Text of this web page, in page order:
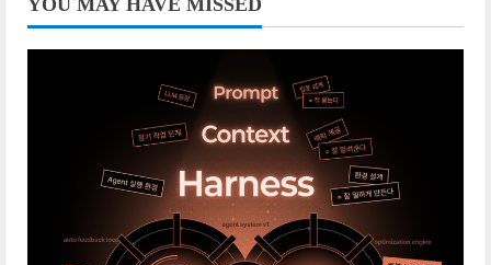
YOU MAY HAVE MISSED